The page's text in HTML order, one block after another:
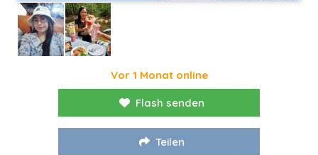
Vor 1 Monat online
Flash senden
Teilen